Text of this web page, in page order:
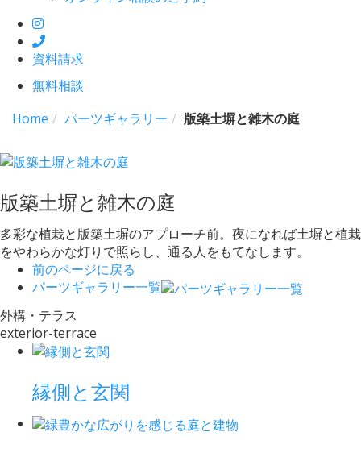
資料請求
無料相談
Home
パーツギャラリー 版築土塀と雑木の庭
版築土塀と雑木の庭
多彩な植栽と版築土塀のアプローチ前。夜になれば土塀と植栽
をやわらかな灯りで照らし、通る人をもてなします。
前のページに戻る
パーツギャラリー一覧
外構・テラス
exterior-terrace
縁側と玄関